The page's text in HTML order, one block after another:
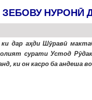
ЗЕБОВУ
ки дар аҳди Шӯравӣ
сурати Устод
ки он касро ба андеша